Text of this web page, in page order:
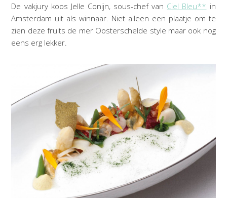
De vakjury koos Jelle Conijn, sous-chef van Ciel Bleu** in
Amsterdam uit als winnaar. Niet alleen een plaatje om te
zien deze fruits de mer Oosterschelde style maar ook nog
eens erg lekker.